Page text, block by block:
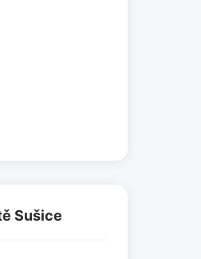
Sušice